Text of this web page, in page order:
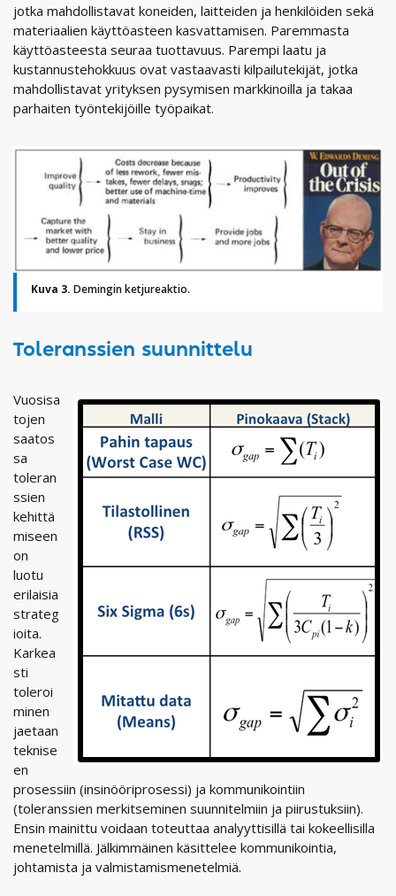
jotka mahdollistavat koneiden, laitteiden ja henkilöiden sekä
materiaalien käyttöasteen kasvattamisen. Paremmasta
käyttöasteesta seuraa tuottavuus. Parempi laatu ja
kustannustehokkuus ovat vastaavasti kilpailutekijät, jotka
mahdollistavat yrityksen pysymisen markkinoilla ja takaa
parhaiten työntekijöille työpaikat.
Kuva 3. Demingin ketjureaktio.
Toleranssien suunnittelu
Vuosisa
tojen
saatos
sa
toleran
ssien
kehittä
miseen
on
luotu
erilaisia
strateg
ioita.
Karkea
sti
toleroi
minen
jaetaan
teknise
en
prosessiin (insinööriprosessi) ja kommunikointiin
(toleranssien merkitseminen suunnitelmiin ja piirustuksiin).
Ensin mainittu voidaan toteuttaa analyyttisillä tai kokeellisilla
menetelmillä. Jälkimmäinen käsittelee kommunikointia,
johtamista ja valmistamismenetelmiä.